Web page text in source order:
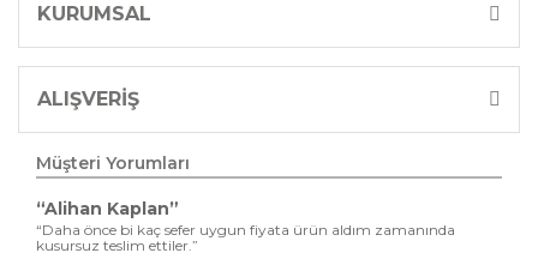
KURUMSAL
ALIŞVERİŞ
Müşteri Yorumları
“Alihan Kaplan”
“Daha önce bi kaç sefer uygun fiyata ürün aldım zamanında
kusursuz teslim ettiler.”